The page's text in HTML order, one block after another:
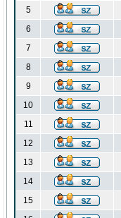
5
6
7
8
9
10
11
12
13
14
15